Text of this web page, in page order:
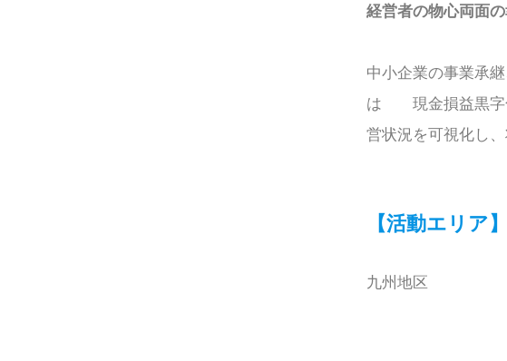
経営者の物心両面
中小企業の事業承
は 現金損益黒字化
営状況を可視化し
【活動エリア】
九州地区